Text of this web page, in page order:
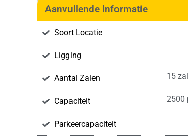
Aanvullende Informatie
Soort Locatie
Ligging
Aantal Zalen 15
Capaciteit 2500
Parkeercapaciteit